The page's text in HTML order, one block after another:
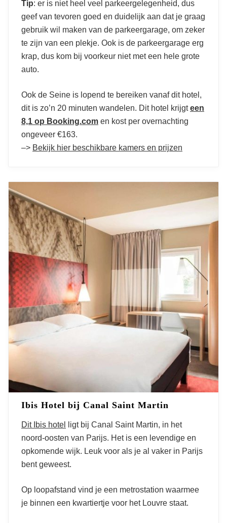
Tip: er is niet heel veel parkeergelegenheid, dus
geef van tevoren goed en duidelijk aan dat je graag
gebruik wil maken van de parkeergarage, om zeker
te zijn van een plekje. Ook is de parkeergarage erg
krap, dus kom bij voorkeur niet met een hele grote
auto.
Ook de Seine is lopend te bereiken vanaf dit hotel,
dit is zo’n 20 minuten wandelen. Dit hotel krijgteen
8,1 op Booking.com en kost per overnachting
ongeveer €163.
–> Bekijk hier beschikbare kamers en prijzen
Ibis Hotel bij Canal Saint Martin
Dit Ibis hotel
ligt bij Canal Saint Martin, in het
noord-oosten van Parijs. Het is een levendige en
opkomende wijk. Leuk voor als je al vaker in Parijs
bent geweest.
Op loopafstand vind je een metrostation waarmee
je binnen een kwartiertje voor het Louvre staat.